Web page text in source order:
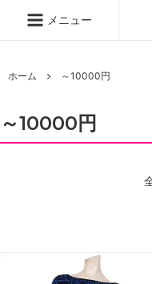
メニュー
ホーム ～10000円
～10000円